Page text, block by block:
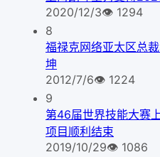
2020/12/3👁 1294
8
福禄克网络亚太区总
坤
2012/7/6👁 1224
9
第46届世界技能大赛
项目顺利结束
2019/10/29👁 1086